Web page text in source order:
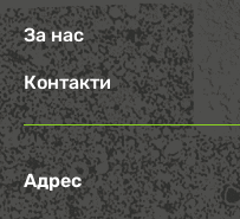
За нас
Контакти
Адрес